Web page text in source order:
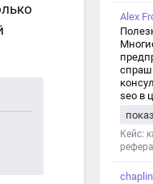
Alex
seo в
seo-v-
Кейс: